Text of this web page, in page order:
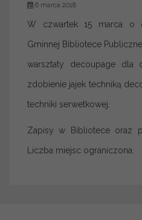
6 marca 2018
W czwartek 15 marca o
Gminnej Bibliotece
warsztaty decoupage dla
zdobienie jajek techniką
techniki serwetkowej.
Zapisy w Bibliotece oraz
Liczba miejsc ograniczona.